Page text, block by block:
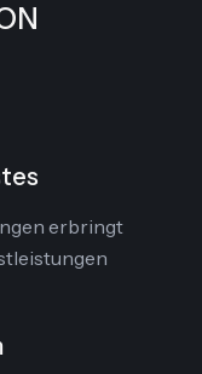
erbringt